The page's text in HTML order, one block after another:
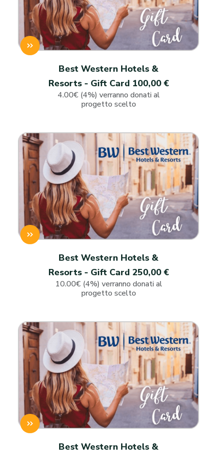
Best Western Hotels &
Resorts - Gift Card 100,00 €
4.00€ (4%) verranno donati al
progetto scelto
Best Western Hotels &
Resorts - Gift Card 250,00 €
10.00€ (4%) verranno donati al
progetto scelto
Best Western Hotels &